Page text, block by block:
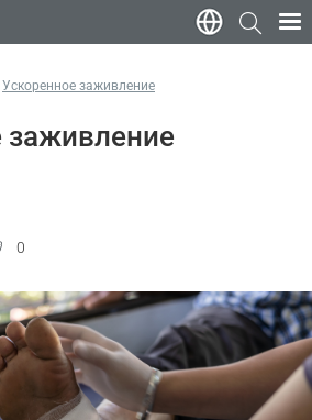
Ускоренное заживление
заживление
0